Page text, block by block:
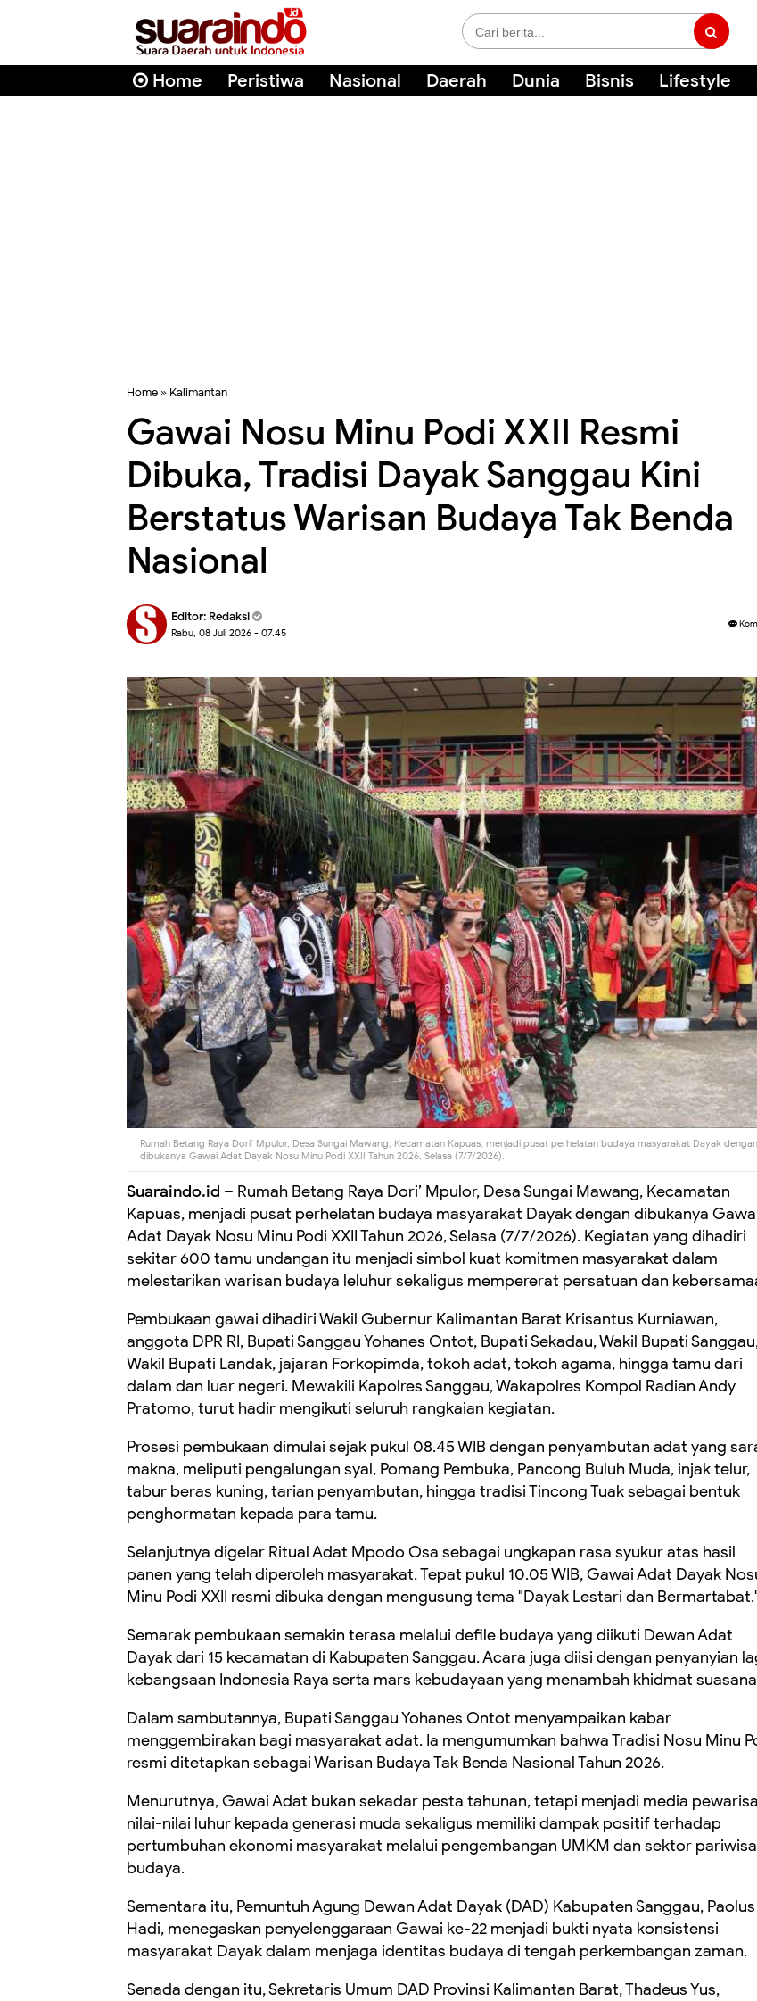
Home Peristiwa Nasional Daerah Dunia Bisnis Lifestyle
Home » Kalimantan
Gawai Nosu Minu Podi XXII Resmi
Dibuka, Tradisi Dayak Sanggau Kini
Berstatus Warisan Budaya Tak Benda
Nasional
Editor: Redaksi
Rabu, 08 Juli 2026 - 07.45
Rumah Betang Raya Dori’ Mpulor, Desa Sungai Mawang, Kecamatan Kapuas, menjadi pusat perhelatan budaya masyarakat Dayak dengan
dibukanya Gawai Adat Dayak Nosu Minu Podi XXII Tahun 2026, Selasa (7/7/2026).
Suaraindo.id – Rumah Betang Raya Dori’ Mpulor, Desa Sungai Mawang, Kecamatan
Kapuas, menjadi pusat perhelatan budaya masyarakat Dayak dengan dibukanya
Adat Dayak Nosu Minu Podi XXII Tahun 2026, Selasa (7/7/2026). Kegiatan yang dihadiri
sekitar 600 tamu undangan itu menjadi simbol kuat komitmen masyarakat dalam
melestarikan warisan budaya leluhur sekaligus mempererat persatuan dan
Pembukaan gawai dihadiri Wakil Gubernur Kalimantan Barat Krisantus Kurniawan,
anggota DPR RI, Bupati Sanggau Yohanes Ontot, Bupati Sekadau, Wakil Bupati
Wakil Bupati Landak, jajaran Forkopimda, tokoh adat, tokoh agama, hingga tamu dari
dalam dan luar negeri. Mewakili Kapolres Sanggau, Wakapolres Kompol Radian Andy
Pratomo, turut hadir mengikuti seluruh rangkaian kegiatan.
Prosesi pembukaan dimulai sejak pukul 08.45 WIB dengan penyambutan adat yang
makna, meliputi pengalungan syal, Pomang Pembuka, Pancong Buluh Muda, injak telur,
tabur beras kuning, tarian penyambutan, hingga tradisi Tincong Tuak sebagai bentuk
penghormatan kepada para tamu.
Selanjutnya digelar Ritual Adat Mpodo Osa sebagai ungkapan rasa syukur atas hasil
panen yang telah diperoleh masyarakat. Tepat pukul 10.05 WIB, Gawai Adat Dayak
Minu Podi XXII resmi dibuka dengan mengusung tema "Dayak Lestari dan
Semarak pembukaan semakin terasa melalui defile budaya yang diikuti Dewan Adat
Dayak dari 15 kecamatan di Kabupaten Sanggau. Acara juga diisi dengan penyanyian
kebangsaan Indonesia Raya serta mars kebudayaan yang menambah khidmat
Dalam sambutannya, Bupati Sanggau Yohanes Ontot menyampaikan kabar
menggembirakan bagi masyarakat adat. Ia mengumumkan bahwa Tradisi Nosu Minu
resmi ditetapkan sebagai Warisan Budaya Tak Benda Nasional Tahun 2026.
Menurutnya, Gawai Adat bukan sekadar pesta tahunan, tetapi menjadi media
nilai-nilai luhur kepada generasi muda sekaligus memiliki dampak positif terhadap
pertumbuhan ekonomi masyarakat melalui pengembangan UMKM dan sektor
budaya.
Sementara itu, Pemuntuh Agung Dewan Adat Dayak (DAD) Kabupaten Sanggau, Paolus
Hadi, menegaskan penyelenggaraan Gawai ke-22 menjadi bukti nyata konsistensi
masyarakat Dayak dalam menjaga identitas budaya di tengah perkembangan zaman.
Senada dengan itu, Sekretaris Umum DAD Provinsi Kalimantan Barat, Thadeus Yus,